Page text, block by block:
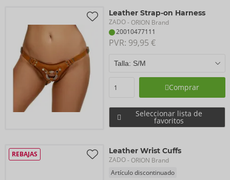
Leather Strap-on Harness
ZADO- ORION Brand
20010477111
PVR: 99,95 €
Comprar
Seleccionar lista de
favoritos
REBAJAS Leather Wrist Cuffs
ZADO- ORION Brand
Artículo discontinuado